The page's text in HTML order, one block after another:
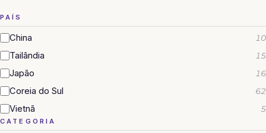
PAÍS
China 10
Tailândia 15
Japão 16
Coreia do Sul 62
Vietnã 5
CATEGORIA